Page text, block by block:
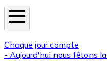
Chaque jour compte
- Aujourd'hui nous fêtons la